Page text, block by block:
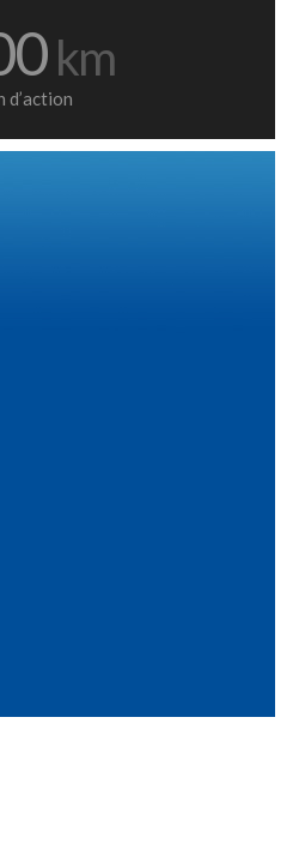
km
d’action